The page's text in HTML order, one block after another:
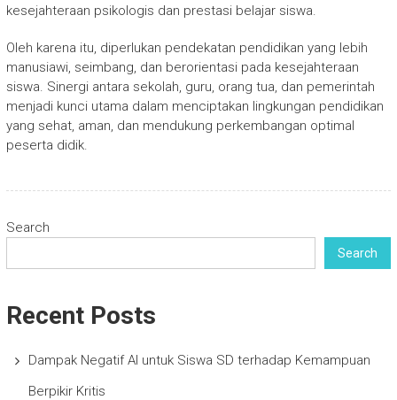
kesejahteraan psikologis dan prestasi belajar siswa.
Oleh karena itu, diperlukan pendekatan pendidikan yang lebih
manusiawi, seimbang, dan berorientasi pada kesejahteraan
siswa. Sinergi antara sekolah, guru, orang tua, dan pemerintah
menjadi kunci utama dalam menciptakan lingkungan pendidikan
yang sehat, aman, dan mendukung perkembangan optimal
peserta didik.
Search
Search
Recent Posts
Dampak Negatif AI untuk Siswa SD terhadap Kemampuan
Berpikir Kritis